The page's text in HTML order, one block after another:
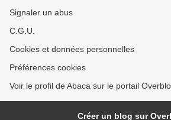
Signaler un abus
C.G.U.
Cookies et données personnelles
Préférences cookies
Voir le profil de Abaca sur le portail
Créer un blog sur